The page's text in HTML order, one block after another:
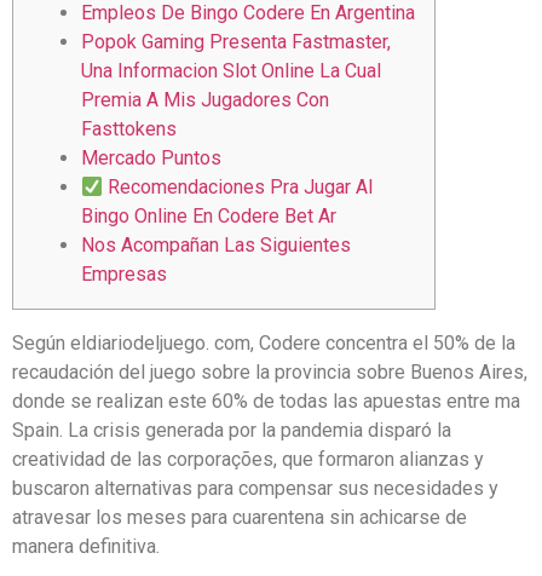
Empleos De Bingo Codere En Argentina
Popok Gaming Presenta Fastmaster,
Una Informacion Slot Online La Cual
Premia A Mis Jugadores Con
Fasttokens
Mercado Puntos
Recomendaciones Pra Jugar Al
Bingo Online En Codere Bet Ar
Nos Acompañan Las Siguientes
Empresas
Según eldiariodeljuego. com, Codere concentra el 50% de la
recaudación del juego sobre la provincia sobre Buenos Aires,
donde se realizan este 60% de todas las apuestas entre ma
Spain. La crisis generada por la pandemia disparó la
creatividad de las corporações, que formaron alianzas y
buscaron alternativas para compensar sus necesidades y
atravesar los meses para cuarentena sin achicarse de
manera definitiva.